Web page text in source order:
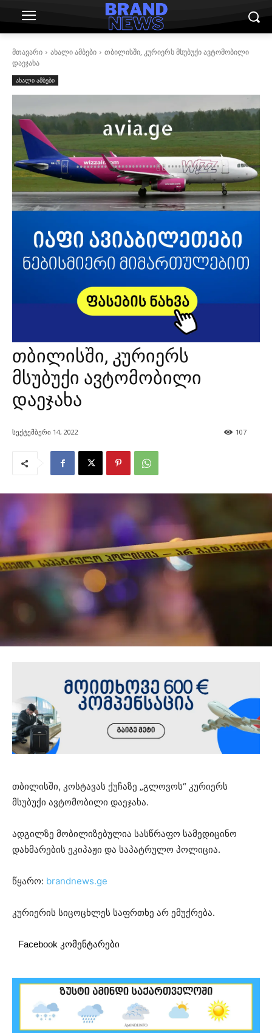
მთავარი ახალი ამბები
თბილისში, კურიერს მსუბუქი ავტომობილი
დაეჯახა
ახალი ამბები
თბილისში, კურიერს
მსუბუქი ავტომობილი
დაეჯახა
სექტემბერი 14, 2022 107
თბილისში, კოსტავას ქუჩაზე „გლოვოს“ კურიერს
მსუბუქი ავტომობილი დაეჯახა.
ადგილზე მობილიზებულია სასწრაფო სამედიცინო
დახმარების ეკიპაჟი და საპატრულო პოლიცია.
წყარო: brandnews.ge
კურიერის სიცოცხლეს საფრთხე არ ემუქრება.
Facebook კომენტარები